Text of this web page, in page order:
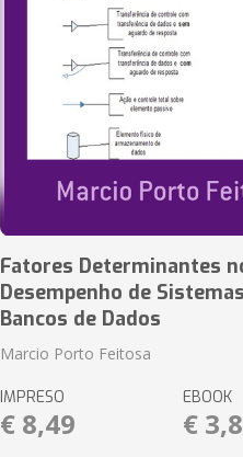
Fatores Determinantes
Desempenho de
Bancos de Dados
Marcio Porto Feitosa
IMPRESO
€ 8,49
EBOOK
€